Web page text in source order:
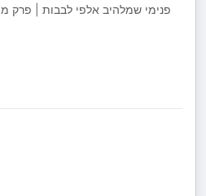
פנימי שמלהיב אלפי לבבות | פרק